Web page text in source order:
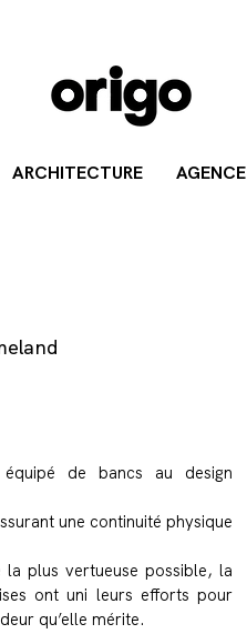
ARCHITECTURE AGENCE
de bancs au design
une continuité physique
plus vertueuse possible, la
ont uni leurs efforts pour
qu’elle mérite.